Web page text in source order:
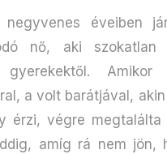
éveiben
nő, aki szokatlan
Amikor
a volt barátjával,
érzi, végre megtalálta
amíg rá nem jön,